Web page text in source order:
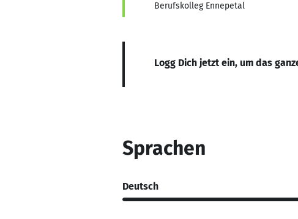
Berufskolleg Ennepetal
Logg Dich jetzt ein, um das
Sprachen
Deutsch